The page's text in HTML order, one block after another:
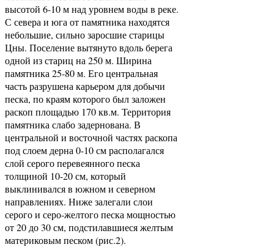
высотой 6-10 м над уровнем воды в реке.
С севера и юга от памятника находятся
небольшие, сильно заросшие старицы
Цны. Поселение вытянуто вдоль берега
одной из стариц на 250 м. Ширина
памятника 25-80 м. Его центральная
часть разрушена карьером для добычи
песка, по краям которого был заложен
раскоп площадью 170 кв.м. Территория
памятника слабо задернована. В
центральной и восточной частях раскопа
под слоем дерна 0-10 см располагался
слой серого перевеянного песка
толщиной 10-20 см, который
выклинивался в южном и северном
направлениях. Ниже залегали слои
серого и серо-желтого песка мощностью
от 20 до 30 см, подстилавшиеся желтым
материковым песком (рис.2).